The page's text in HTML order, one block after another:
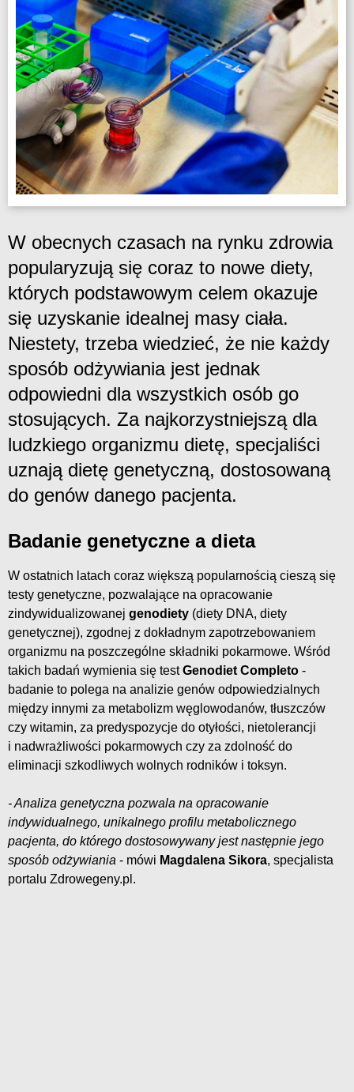
W obecnych czasach na rynku zdrowia
popularyzują się coraz to nowe diety,
których podstawowym celem okazuje
się uzyskanie idealnej masy ciała.
Niestety, trzeba wiedzieć, że nie każdy
sposób odżywiania jest jednak
odpowiedni dla wszystkich osób go
stosujących. Za najkorzystniejszą dla
ludzkiego organizmu dietę, specjaliści
uznają dietę genetyczną, dostosowaną
do genów danego pacjenta.
Badanie genetyczne a dieta
W ostatnich latach coraz większą popularnością cieszą się
testy genetyczne, pozwalające na opracowanie
zindywidualizowanej genodiety (diety DNA, diety
genetycznej), zgodnej z dokładnym zapotrzebowaniem
organizmu na poszczególne składniki pokarmowe. Wśród
takich badań wymienia się testGenodiet Completo -
badanie to polega na analizie genów odpowiedzialnych
między innymi za metabolizm węglowodanów, tłuszczów
czy witamin, za predyspozycje do otyłości, nietolerancji
i nadwrażliwości pokarmowych czy za zdolność do
eliminacji szkodliwych wolnych rodników i toksyn.
- Analiza genetyczna pozwala na opracowanie
indywidualnego, unikalnego profilu metabolicznego
pacjenta, do którego dostosowywany jest następnie jego
sposób odżywiania - mówi Magdalena Sikora, specjalista
portalu Zdrowegeny.pl.